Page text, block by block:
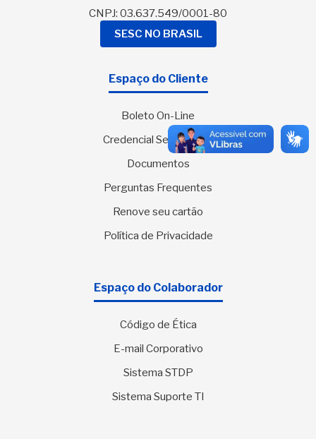
CNPJ: 03.637.549/0001-80
SESC NO BRASIL
Espaço do Cliente
Boleto On-Line
Credencial Sesc Virtual
Documentos
Perguntas Frequentes
Renove seu cartão
Política de Privacidade
Espaço do Colaborador
Código de Ética
E-mail Corporativo
Sistema STDP
Sistema Suporte TI